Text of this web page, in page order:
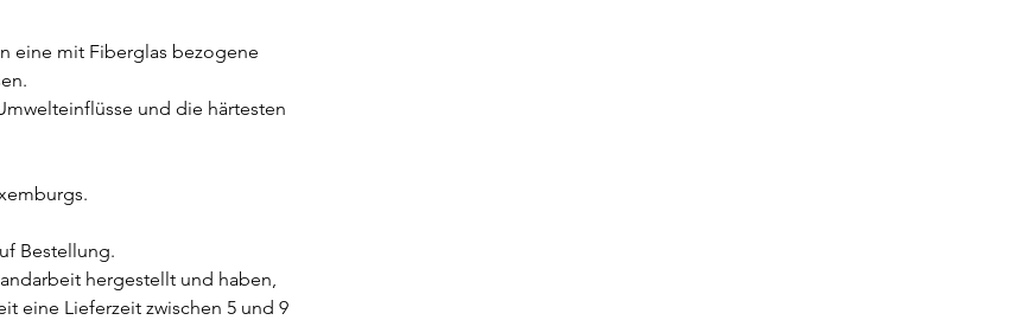
eine mit Fiberglas bezogene
und die härtesten
Bestellung.
hergestellt und haben,
eine Lieferzeit zwischen 5 und 9